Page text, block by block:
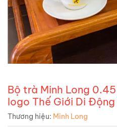
Bộ trà Minh Long
logo Thế Giới Di Động
Thương hiệu: Minh Long